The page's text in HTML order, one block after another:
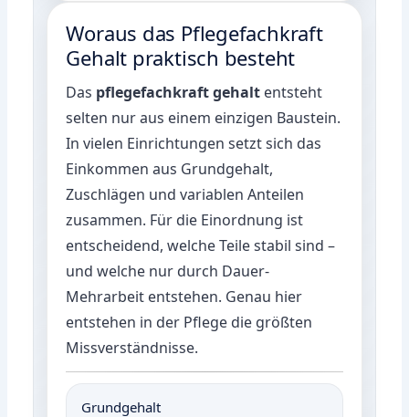
Woraus das Pflegefachkraft
Gehalt praktisch besteht
Das pflegefachkraft gehalt entsteht
selten nur aus einem einzigen Baustein.
In vielen Einrichtungen setzt sich das
Einkommen aus Grundgehalt,
Zuschlägen und variablen Anteilen
zusammen. Für die Einordnung ist
entscheidend, welche Teile stabil sind –
und welche nur durch Dauer-
Mehrarbeit entstehen. Genau hier
entstehen in der Pflege die größten
Missverständnisse.
Grundgehalt